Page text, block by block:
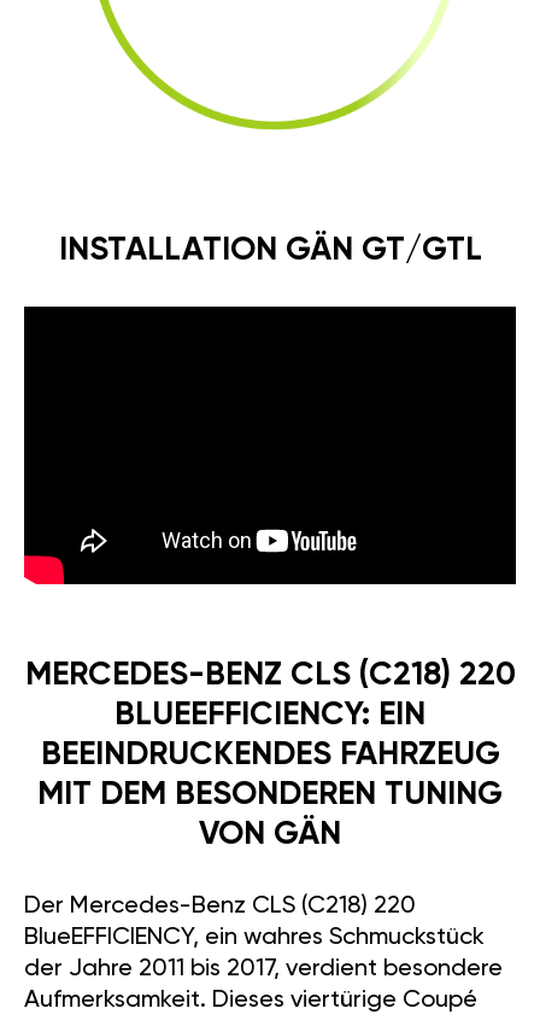
INSTALLATION GÄN GT/GTL
MERCEDES-BENZ CLS (C218) 220
BLUEEFFICIENCY: EIN
BEEINDRUCKENDES FAHRZEUG
MIT DEM BESONDEREN TUNING
VON GÄN
Der Mercedes-Benz CLS (C218) 220
BlueEFFICIENCY, ein wahres Schmuckstück
der Jahre 2011 bis 2017, verdient besondere
Aufmerksamkeit. Dieses viertürige Coupé